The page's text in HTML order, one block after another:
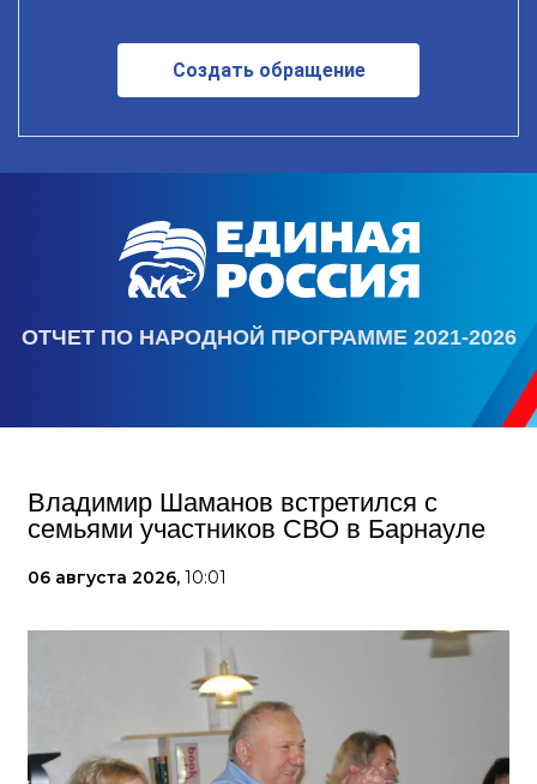
Создать обращение
ОТЧЕТ ПО НАРОДНОЙ ПРОГРАММЕ 2021-2026
Владимир Шаманов встретился с
семьями участников СВО в Барнауле
06 августа 2026, 10:01